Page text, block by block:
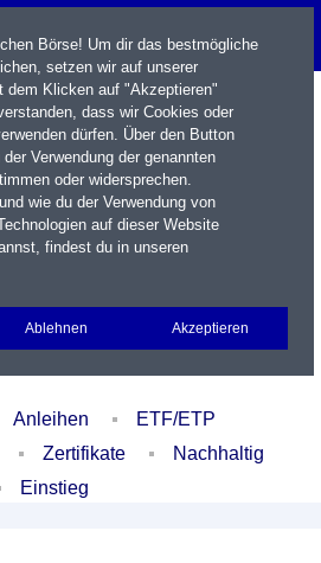
Portfolio Login
Anleihen
ETF/ETP
Zertifikate
Nachhaltig
Einstieg
Börse! Um dir das bestmögliche
setzen wir auf unserer
dem Klicken auf "Akzeptieren"
dass wir Cookies oder
dürfen. Über den Button
Verwendung der genannten
oder widersprechen.
wie du der Verwendung von
auf dieser Website
findest du in unseren
Ablehnen Akzeptieren